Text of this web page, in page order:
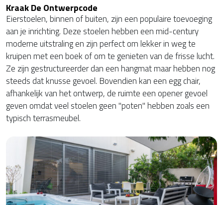
Kraak De Ontwerpcode
Eierstoelen, binnen of buiten, zijn een populaire toevoeging
aan je inrichting. Deze stoelen hebben een mid-century
moderne uitstraling en zijn perfect om lekker in weg te
kruipen met een boek of om te genieten van de frisse lucht.
Ze zijn gestructureerder dan een hangmat maar hebben nog
steeds dat knusse gevoel. Bovendien kan een egg chair,
afhankelijk van het ontwerp, de ruimte een opener gevoel
geven omdat veel stoelen geen "poten" hebben zoals een
typisch terrasmeubel.